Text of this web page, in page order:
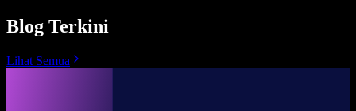
Blog Terkini
Lihat Semua